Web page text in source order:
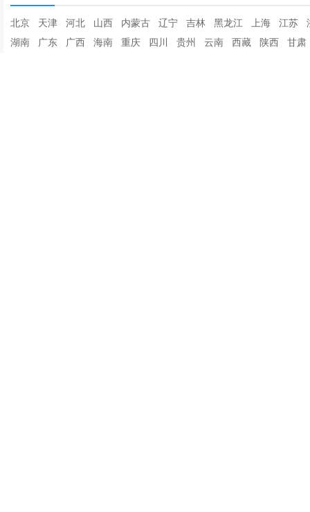
北京 天津 河北 山西 内蒙古 辽宁 吉林 黑龙江 上海 江苏
湖南
广东 广西 海南 重庆 四川 贵州 云南 西藏 陕西 甘肃